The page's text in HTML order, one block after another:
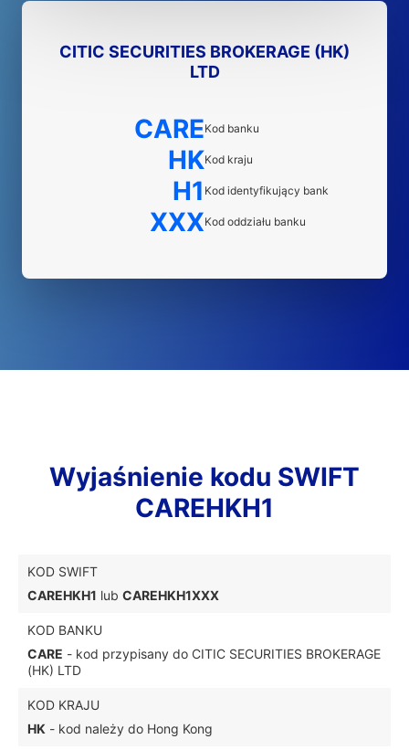
CITIC SECURITIES BROKERAGE (HK)
LTD
CAREKod banku
HKKod kraju
H1 Kod identyfikujący bank
XXXKod oddziału banku
Wyjaśnienie kodu SWIFT
CAREHKH1
KOD SWIFT
CAREHKH1 lub CAREHKH1XXX
KOD BANKU
CARE - kod przypisany do CITIC SECURITIES BROKERAGE
(HK) LTD
KOD KRAJU
HK - kod należy do Hong Kong